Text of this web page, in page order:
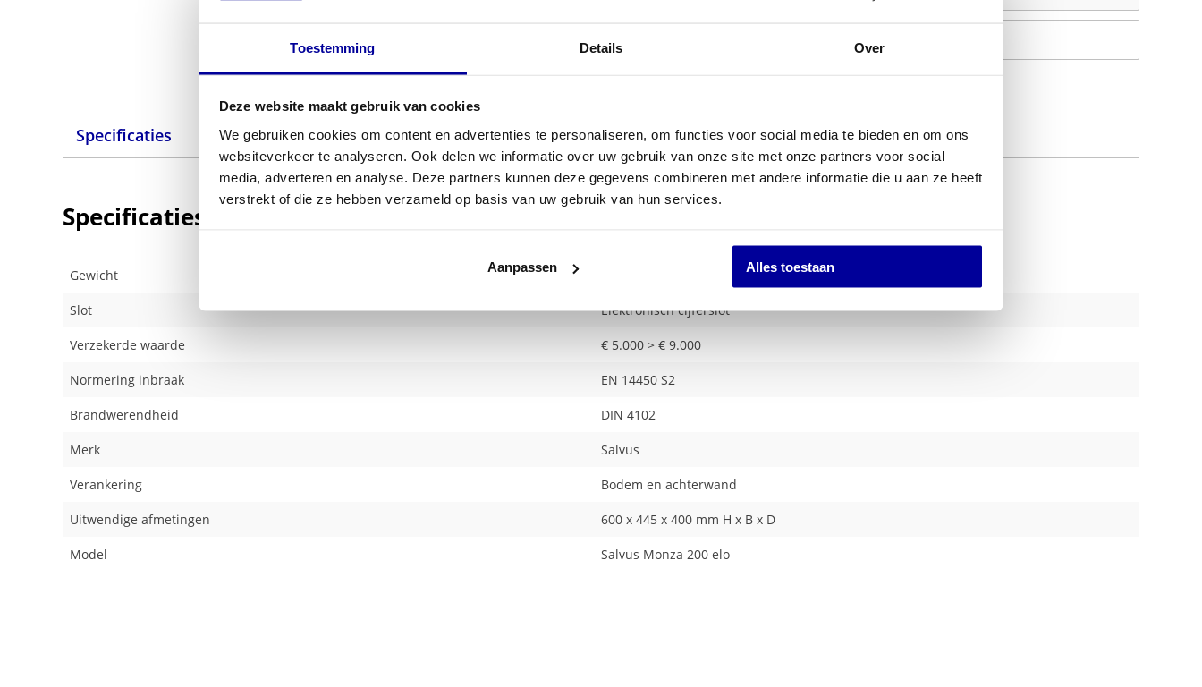
Toestemming Details Over
Deze website maakt gebruik van cookies
We gebruiken cookies om content en advertenties te personaliseren, om functies voor social media te bieden en om ons
websiteverkeer te analyseren. Ook delen we informatie over uw gebruik van onze site met onze partners voor social
media, adverteren en analyse. Deze partners kunnen deze gegevens combineren met andere informatie die u aan ze heeft
verstrekt of die ze hebben verzameld op basis van uw gebruik van hun services.
Aanpassen Alles toestaan
Op verlanglijstje
Specificaties
Specificaties
Gewicht
Slot Elektronisch cijferslot
Verzekerde waarde € 5.000 > € 9.000
Normering inbraak EN 14450 S2
Brandwerendheid DIN 4102
Merk Salvus
Verankering Bodem en achterwand
Uitwendige afmetingen 600 x 445 x 400 mm H x B x D
Model Salvus Monza 200 elo